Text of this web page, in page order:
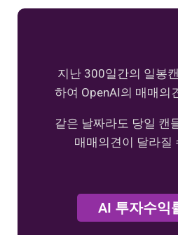
지난 300일간의 일봉
하여 OpenAI의 매매의
같은 날짜라도 당일 캔
매매의견이 달라질
AI 투자수익